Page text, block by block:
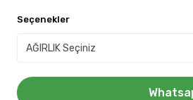
Seçenekler